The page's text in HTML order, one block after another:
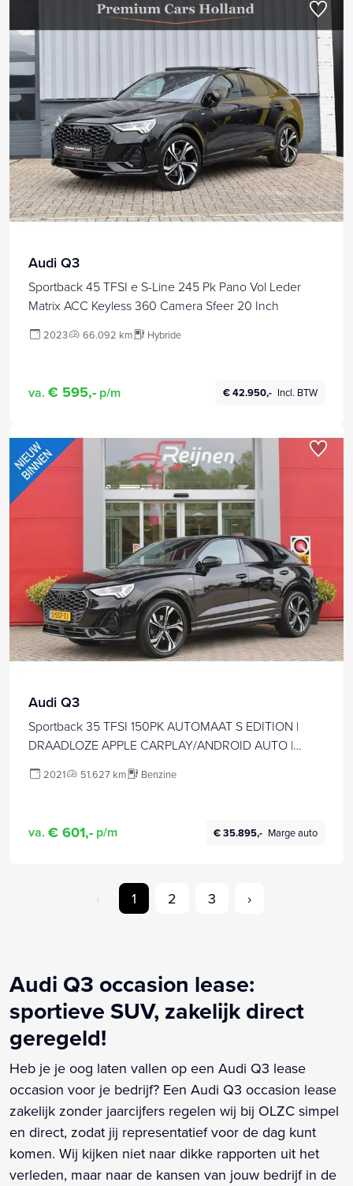
Audi Q3
Sportback 45 TFSI e S-Line 245 Pk Pano Vol Leder
Matrix ACC Keyless 360 Camera Sfeer 20 Inch
2023 66.092 km Hybride
va. € 595,- p/m € 42.950,- Incl. BTW
Audi Q3
Sportback 35 TFSI 150PK AUTOMAAT S EDITION |
DRAADLOZE APPLE CARPLAY/ANDROID AUTO |
PARKEERSENSOREN VOOR + ACHTER | VIRTUAL
INTERIEUR/EXTERIEUR | DAB+ RADIO | NAVIGATIE |
2021 51.627 km Benzine
va. € 601,- p/m € 35.895,- Marge auto
‹ 1 2 3 ›
Audi Q3 occasion lease:
sportieve SUV, zakelijk direct
geregeld!
Heb je je oog laten vallen op een Audi Q3 lease
occasion voor je bedrijf? Een Audi Q3 occasion lease
zakelijk zonder jaarcijfers regelen wij bij OLZC simpel
en direct, zodat jij representatief voor de dag kunt
komen. Wij kijken niet naar dikke rapporten uit het
verleden, maar naar de kansen van jouw bedrijf in de